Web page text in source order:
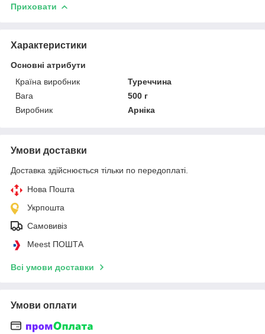
Приховати
Характеристики
Основні атрибути
Країна виробник
Туреччина
Вага
500 г
Виробник
Арніка
Умови доставки
Доставка здійснюється тільки по передоплаті.
Нова Пошта
Укрпошта
Самовивіз
Meest ПОШТА
Всі умови доставки
Умови оплати